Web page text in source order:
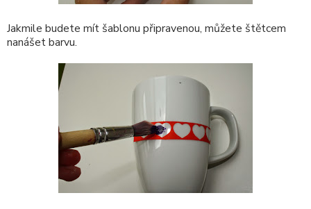
Jakmile budete mít šablonu připravenou, můžete štětcem
nanášet barvu.